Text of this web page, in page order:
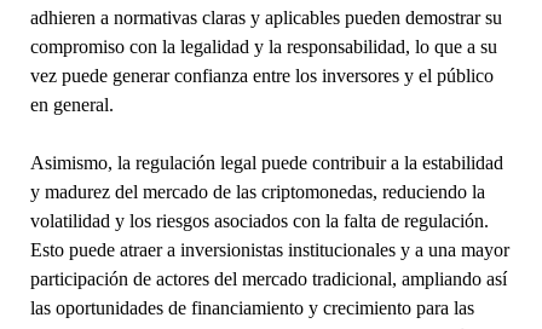
adhieren a normativas claras y aplicables pueden demostrar su
compromiso con la legalidad y la responsabilidad, lo que a su
vez puede generar confianza entre los inversores y el público
en general.
Asimismo, la regulación legal puede contribuir a la estabilidad
y madurez del mercado de las criptomonedas, reduciendo la
volatilidad y los riesgos asociados con la falta de regulación.
Esto puede atraer a inversionistas institucionales y a una mayor
participación de actores del mercado tradicional, ampliando así
las oportunidades de financiamiento y crecimiento para las